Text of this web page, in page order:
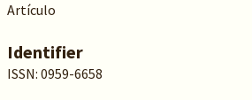
Artículo
Identifier
ISSN: 0959-6658